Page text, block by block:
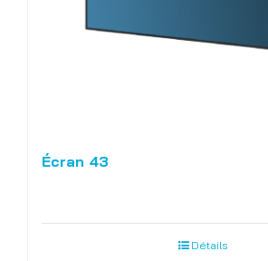
Écran 43
Détails